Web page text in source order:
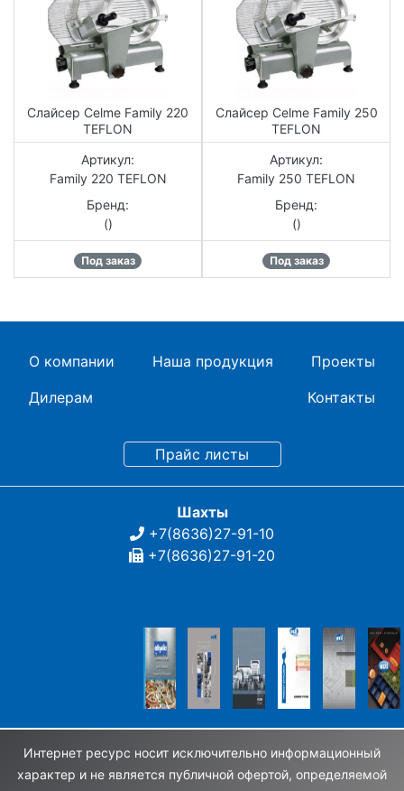
Слайсер Celme Family 220
TEFLON
Артикул:
Family 220 TEFLON
Бренд:
()
Под заказ
Слайсер Celme Family 250
TEFLON
Артикул:
Family 250 TEFLON
Бренд:
()
Под заказ
О компании Наша продукция
Проекты
Дилерам
Контакты
Шахты
+7(8636)27-91-10
+7(8636)27-91-20
Интернет ресурс носит исключительно информационный
характер и не является публичной офертой, определяемой